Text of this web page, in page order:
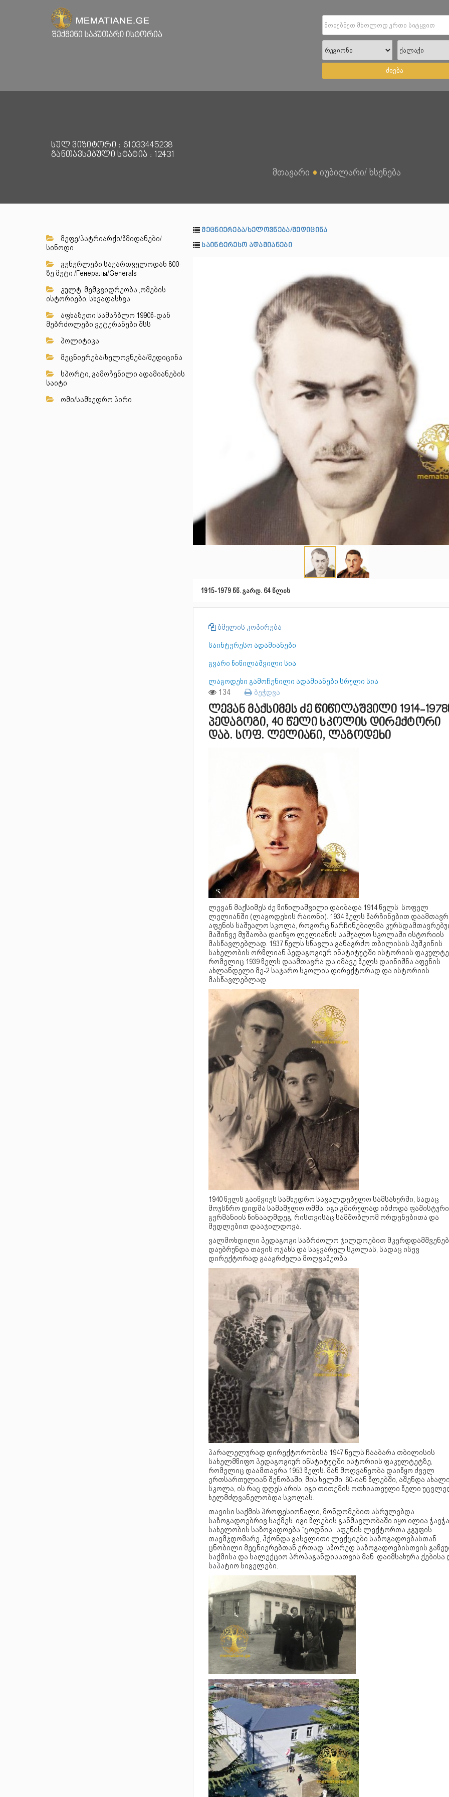
ძიება
სულ ვიზიტორი : 61033445238
განთავსებული სტატია : 12431
მთავარი ● იუბილარი/ ხსენება
მეფე/პატრიარქი/წმიდანები/
სინოდი
გენერლები საქართველოდან 800-
ზე მეტი /Генералы/Generals
კულტ. მემკვიდრეობა ,ომების
ისტორიები, სხვადასხვა
აფხაზეთი სამაჩბლო 1990წ-დან
მებრძოლები ვეტერანები შსს
პოლიტიკა
მეცნიერება/ხელოვნება/მედიცინა
სპორტი, გამოჩენილი ადამიანების
საიტი
ომი/სამხედრო პირი
მეცნიერება/ხელოვნება/მედიცინა
საინტერესო ადამიანები
1915-1979 წწ. გარდ. 64 წლის
ბმულის კოპირება
საინტერესო ადამიანები
გვარი წიწილაშვილი სია
ლაგოდეხი გამოჩენილი ადამიანები სრული სია
134 ბეჭდვა
ლევან მაქსიმეს ძე წიწილაშვილი 1914-
პედაგოგი, 40 წელი სკოლის დირექტორი
დაბ. სოფ. ლელიანი, ლაგოდეხი
ლევან მაქსიმეს ძე წიწილაშვილი დაიბადა 1914 წელს სოფელ
ლელიანში (ლაგოდეხის რაიონი). 1934 წელს წარჩინებით
აფენის საშუალო სკოლა, როგორც წარჩინებილმა
მაშინვე მუშაობა დაიწყო ლელიანის საშუალო სკოლაში ისტორიის
მასწავლებლად. 1937 წელს სწავლა განაგრძო თბილისის პუშკინის
სახელობის ორწლიან პედაგოგიურ ინსტიტუტში ისტორიის
რომელიც 1939 წელს დაამთავრა და იმავე წელს დაინიშნა აფენის
ახლანდელი მე-2 საჯარო სკოლის დირექტორად და ისტორიის
მასწავლებლად.
1940 წელს გაიწვიეს სამხედრო სავალდებულო სამსახურში, სადაც
მოუსწრო დიდმა სამამულო ომმა. იგი გმირულად იბძოდა ფაშისტური
გერმანიის წინააღმდეგ, რისთვისაც სამშობლომ ორდენებითა და
მედლებით დააჯილდოვა.
ვალმოხდილი პედაგოგი საბრძოლო ჯილდოებით
დაუბრუნდა თავის ოჯახს და საყვარელ სკოლას, სადაც ისევ
დირექტორად გააგრძელა მოღვაწეობა.
პარალელურად დირექტორობისა 1947 წელს ჩააბარა თბილისის
სახელმწიფო პედაგოგიურ ინსტიტუტში ისტორიის ფაკულტეტზე,
რომელიც დაამთავრა 1953 წელს. მან მოღვაწეობა დაიწყო ძველ
ერთსართულიან შენობაში, მის ხელში, 60-იან წლებში, აშენდა
სკოლა, ის რაც დღეს არის. იგი თითქმის ოთხიათეული წელი
ხელმძღვანელობდა სკოლას.
თავისი საქმის პროფესიონალი, მონდომებით ასრულებდა
საზოგადოებრივ საქმეს. იგი წლების განმავლობაში იყო ილია
სახელობის საზოგადოება “ცოდნის” აფენის ლექტორთა ჯგუფის
თავმჯდომარე, ჰქონდა გასვლითი ლექციები საზოგადოებასთან
ცნობილი მეცნიერებთან ერთად. სწორედ საზოგადოებისთვის
საქმისა და სალექციო პროპაგანდისათვის მან დაიმსახურა ქებისა
საპატიო სიგელები.